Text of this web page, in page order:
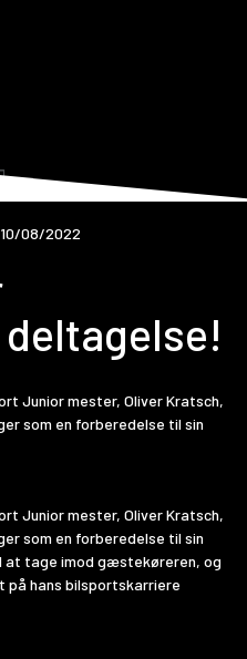
10/08/2022
Junior mester, Oliver Kratsch,
som en forberedelse til sin
Junior mester, Oliver Kratsch,
som en forberedelse til sin
at tage imod gæstekøreren, og
på hans bilsportskarriere